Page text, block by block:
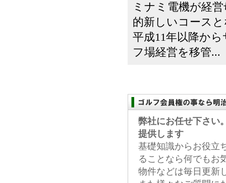
ミナミ電機が経
的新しいコース
平成11年以降か
フ場経営を移管...
弊社にお任せ下さい
提供します
基礎知識からお役立
ることなら何でもお
物件などは毎日更新